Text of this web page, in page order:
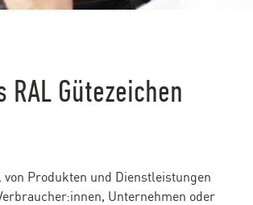
RAL Gütezeichen
Produkten und Dienstleistungen
Unternehmen oder